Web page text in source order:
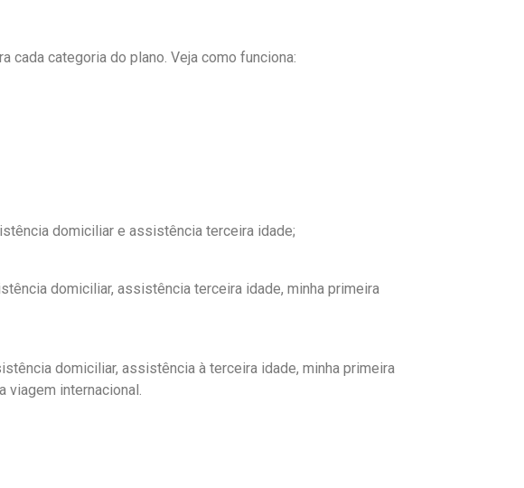
categoria do plano. Veja como funciona:
domiciliar e assistência terceira idade;
domiciliar, assistência terceira idade, minha primeira
domiciliar, assistência à terceira idade, minha primeira
internacional.